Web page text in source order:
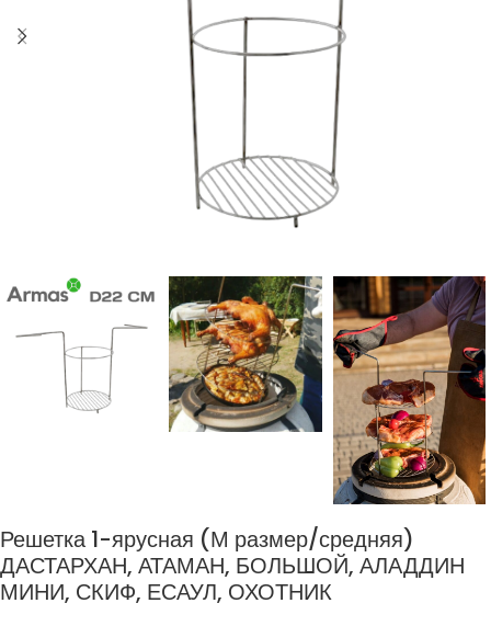
Решетка 1-ярусная (М размер/средняя)
ДАСТАРХАН, АТАМАН, БОЛЬШОЙ, АЛАДДИН
МИНИ, СКИФ, ЕСАУЛ, ОХОТНИК